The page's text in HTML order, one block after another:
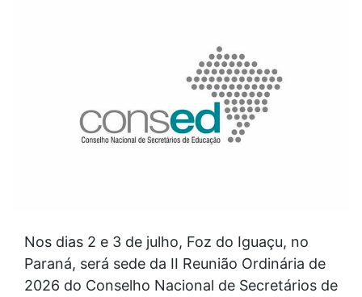
Nos dias 2 e 3 de julho, Foz do Iguaçu, no
Paraná, será sede da II Reunião Ordinária de
2026 do Conselho Nacional de Secretários de